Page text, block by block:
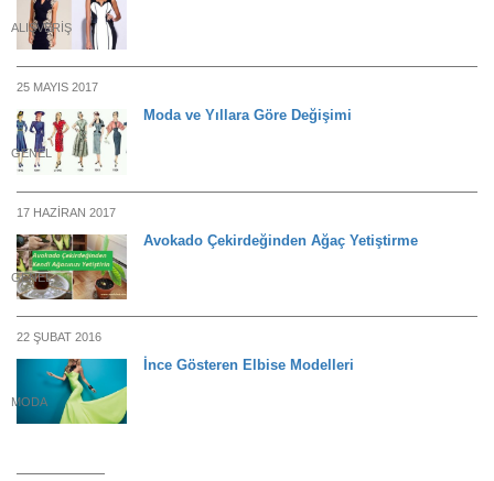
ALIŞVERIŞ
25 MAYIS 2017
GENEL
Moda ve Yıllara Göre Değişimi
17 HAZIRAN 2017
GENEL
Avokado Çekirdeğinden Ağaç Yetiştirme
22 ŞUBAT 2016
MODA
İnce Gösteren Elbise Modelleri